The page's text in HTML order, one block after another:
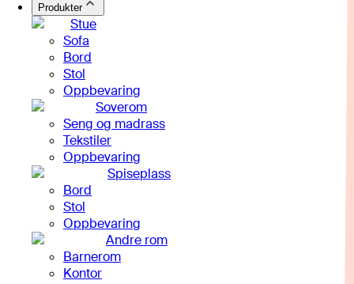
Produkter
Stue
Sofa
Bord
Stol
Oppbevaring
Soverom
Seng og madrass
Tekstiler
Oppbevaring
Spiseplass
Bord
Stol
Oppbevaring
Andre rom
Barnerom
Kontor